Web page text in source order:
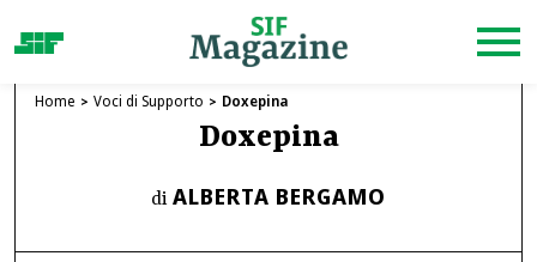
Home Voci di Supporto Doxepina
Doxepina
di ALBERTA BERGAMO